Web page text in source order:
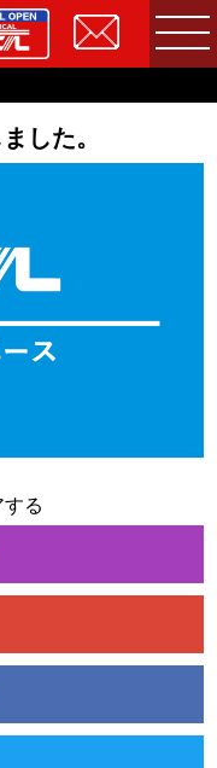
した。
る